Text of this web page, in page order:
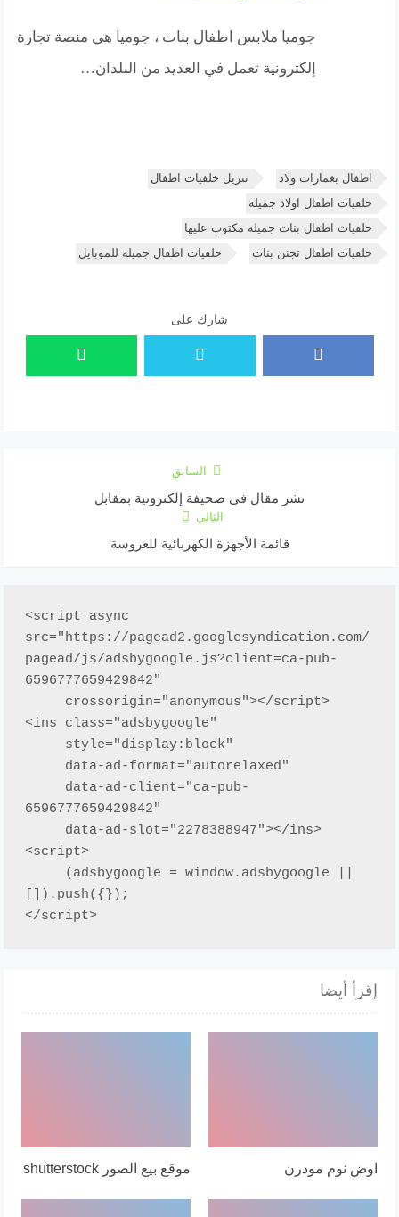
جوميا ملابس اطفال بنات ، جوميا هي منصة تجارة
إلكترونية تعمل في العديد من البلدان…
اطفال بغمازات ولاد
تنزيل خلفيات اطفال
خلفيات اطفال اولاد جميلة
خلفيات اطفال بنات جميلة مكتوب عليها
خلفيات اطفال تجنن بنات
خلفيات اطفال جميلة للموبايل
شارك على
السابق
نشر مقال في صحيفة إلكترونية بمقابل
التالي
قائمة الأجهزة الكهربائية للعروسة
<script async
src="https://pagead2.googlesyndication.com/
pagead/js/adsbygoogle.js?client=ca-pub-
6596777659429842"
<ins class="adsbygoogle"
6596777659429842"
<script>
[]).push({});
</script>
إقرأ أيضا
اوض نوم مودرن موقع بيع الصور shutterstock